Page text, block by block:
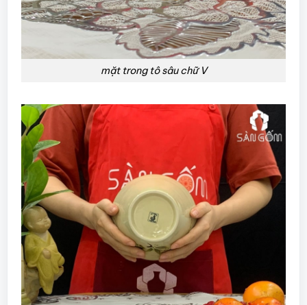
mặt trong tô sâu chữ V